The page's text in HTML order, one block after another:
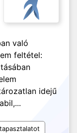
való
feltétel:
idejű